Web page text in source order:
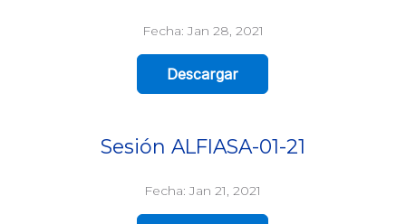
Fecha: Jan 28, 2021
Descargar
Sesión ALFIASA-01-21
Fecha: Jan 21, 2021